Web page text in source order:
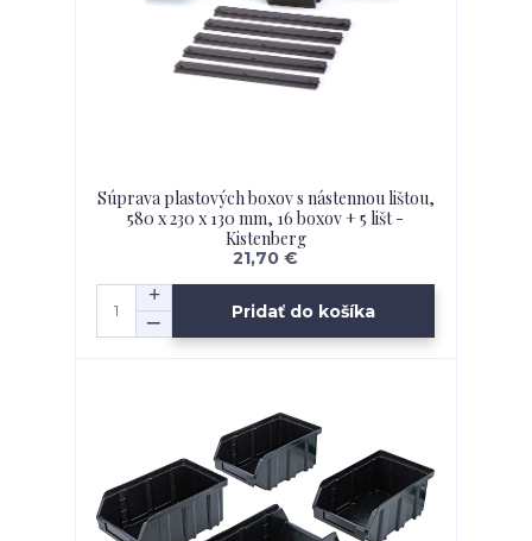
Súprava plastových boxov s nástennou lištou,
580 x 230 x 130 mm, 16 boxov + 5 lišt -
Kistenberg
21,70 €
Pridať do košíka